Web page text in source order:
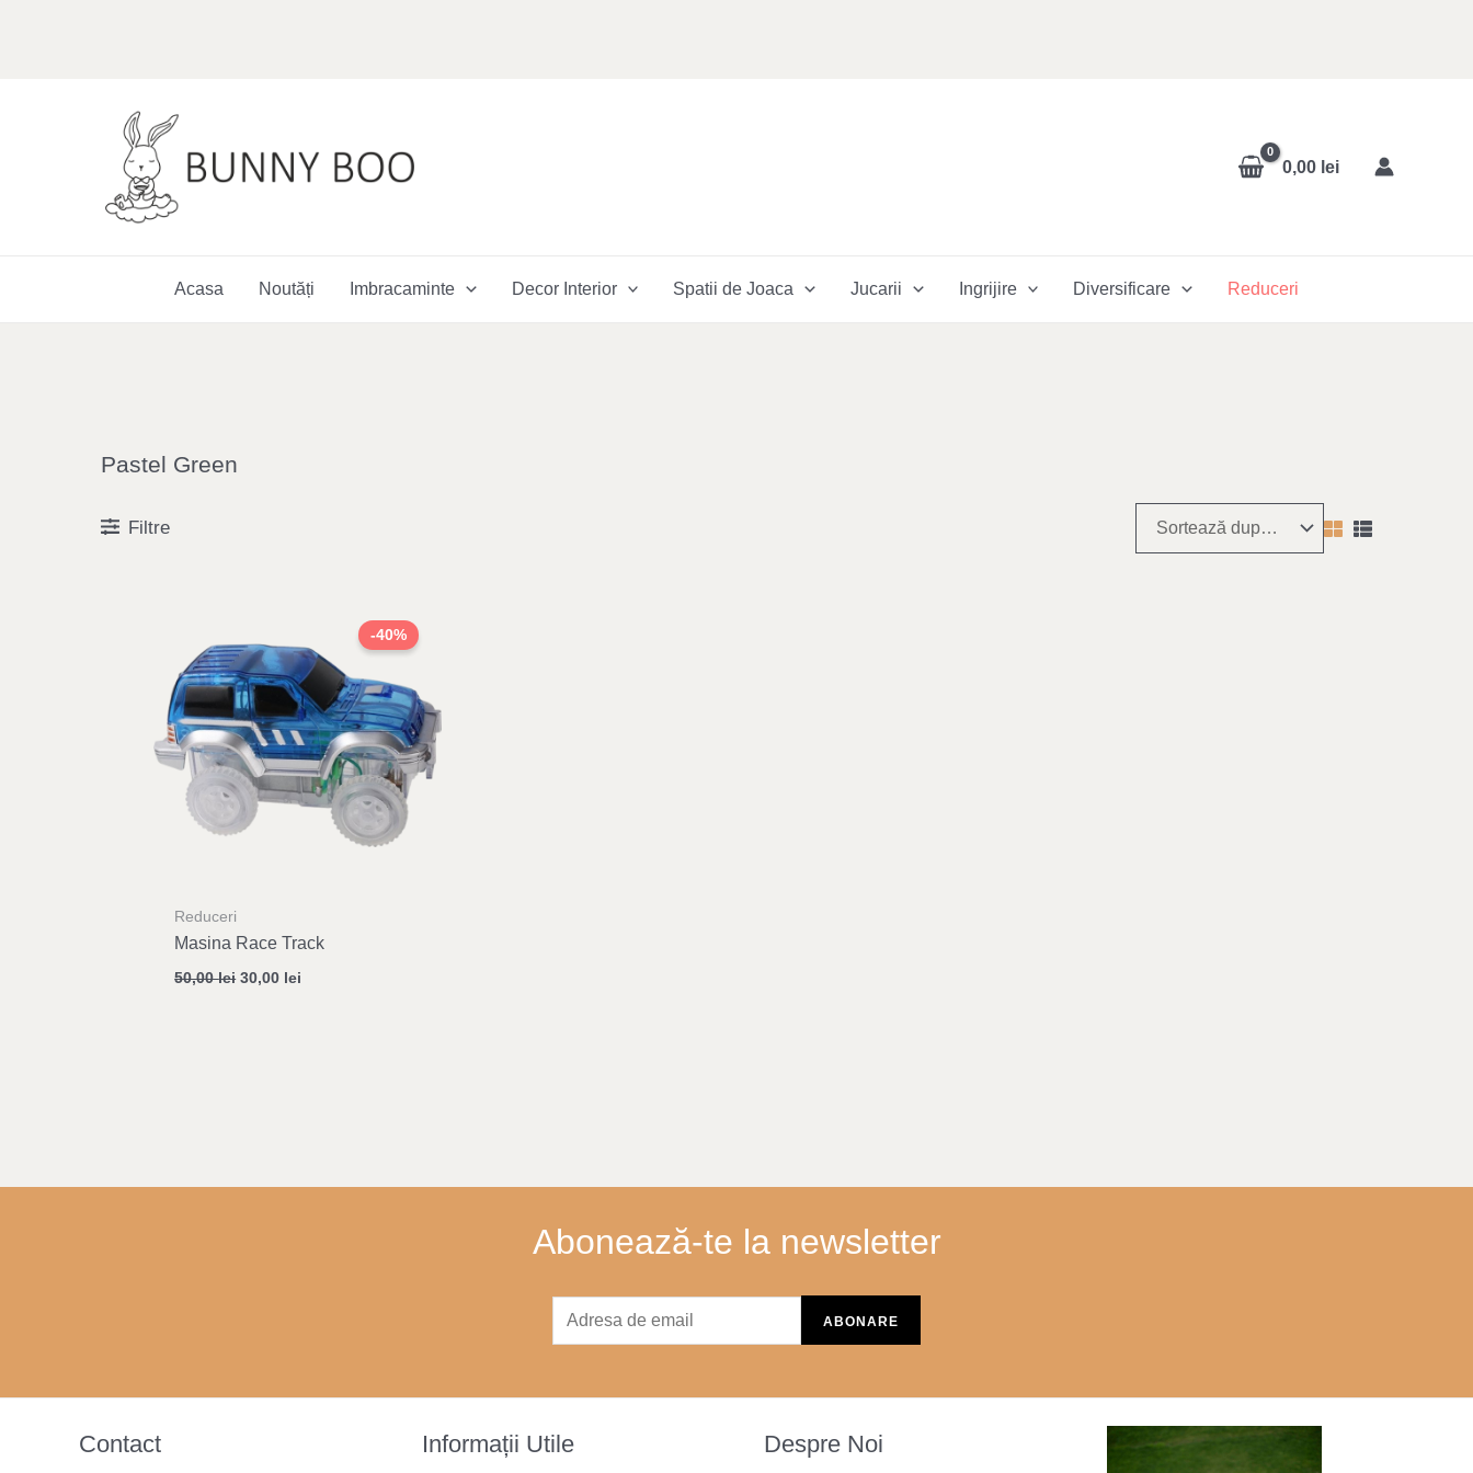
0,00 lei
Acasa Noutăți Imbracaminte Decor Interior Spatii de Joaca Jucarii Ingrijire Diversificare Reduceri
Pastel Green
Filtre
-40%
Reduceri
Masina Race Track
50,00lei
was:
50,00 lei.
30,00 lei
is:
30,00 lei.
Abonează-te la newsletter
Contact Informații Utile Despre Noi